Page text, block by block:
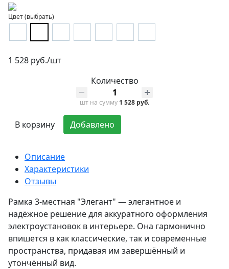
Цвет (выбрать)
1 528 руб./шт
Количество
шт на сумму 1 528 руб.
В корзину Добавлено
Описание
Характеристики
Отзывы
Рамка 3-местная "Элегант" — элегантное и
надёжное решение для аккуратного оформления
электроустановок в интерьере. Она гармонично
впишется в как классические, так и современные
пространства, придавая им завершённый и
утончённый вид.